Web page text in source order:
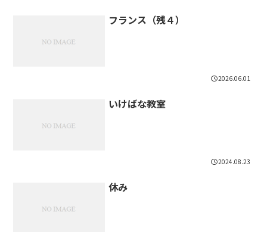
フランス（残４）
2026.06.01
いけばな教室
2024.08.23
休み